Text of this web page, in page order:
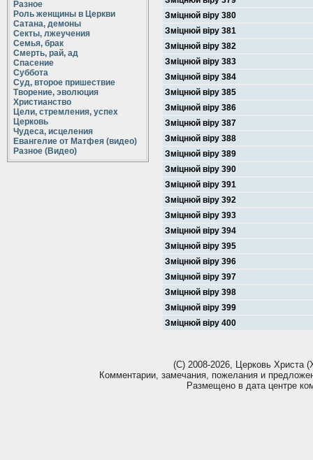
Разное
Роль женщины в Церкви
Сатана, демоны
Секты, лжеучения
Семья, брак
Смерть, рай, ад
Спасение
Суббота
Суд, второе пришествие
Творение, эволюция
Христианство
Цели, стремления, успех
Церковь
Чудеса, исцеления
Евангелие от Матфея (видео)
Разное (Видео)
Зміцнюй віру 380
Зміцнюй віру 381
Зміцнюй віру 382
Зміцнюй віру 383
Зміцнюй віру 384
Зміцнюй віру 385
Зміцнюй віру 386
Зміцнюй віру 387
Зміцнюй віру 388
Зміцнюй віру 389
Зміцнюй віру 390
Зміцнюй віру 391
Зміцнюй віру 392
Зміцнюй віру 393
Зміцнюй віру 394
Зміцнюй віру 395
Зміцнюй віру 396
Зміцнюй віру 397
Зміцнюй віру 398
Зміцнюй віру 399
Зміцнюй віру 400
(С) 2008-2026, Церковь Христа
Комментарии, замечания, пожелания и
Размещено в дата центре